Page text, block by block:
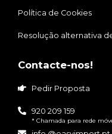
Política de Cookies
Resolução alternativa
Contacte-nos!
Pedir Proposta
920 209 159
* Chamada para rede